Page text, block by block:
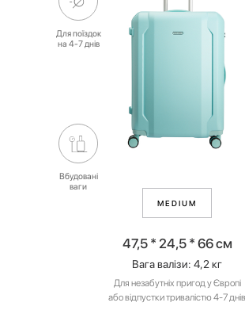
Для поїздок
на 4-7 днів
Вбудовані
ваги
MEDIUM
47,5 * 24,5 * 66 см
Вага валізи: 4,2 кг
Для незабутніх пригод у Європі
або відпустки тривалістю 4-7 днів